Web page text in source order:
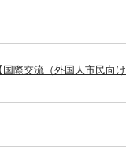
際交流（外国人市民向け